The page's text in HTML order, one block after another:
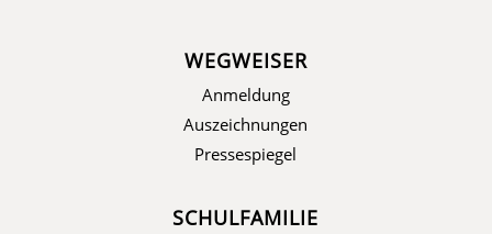
WEGWEISER
Anmeldung
Auszeichnungen
Pressespiegel
SCHULFAMILIE